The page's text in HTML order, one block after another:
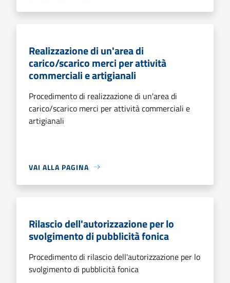
Realizzazione di un'area di
carico/scarico merci per attività
commerciali e artigianali
Procedimento di realizzazione di un'area di
carico/scarico merci per attività commerciali e
artigianali
VAI ALLA PAGINA
Rilascio dell'autorizzazione per lo
svolgimento di pubblicità fonica
Procedimento di rilascio dell'autorizzazione per lo
svolgimento di pubblicità fonica